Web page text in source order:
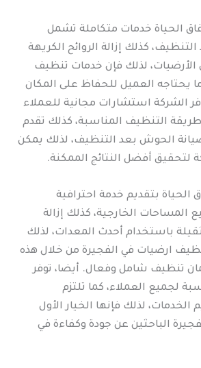
الحياة خدمات متكاملة تشمل
كذلك إزالة الروائح الكريهة
الأرضيات، لذلك فإن خدمات تنظيف
العميل للحفاظ على المكان
الشركة استشارات مجانية للعملاء
التنظيف المناسبة، كذلك تقدم
الحوش بعد التنظيف، لذلك يمكن
لتحقيق أفضل النتائج الممكنة.
الحياة بتقديم خدمة احترافية
الخارجية، كذلك إزالة
باستخدام أحدث المعدات، لذلك
ارضيات في الفجيرة من خلال هذه
تنظيف شامل وفعال. أيضا، توفر
لجميع العملاء، كما تلتزم
الخدمات، لذلك فإنها الخيار الأول
الباحثين عن جودة وكفاءة في